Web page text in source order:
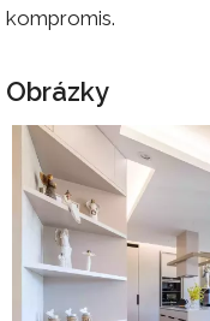
kompromis.
Obrázky